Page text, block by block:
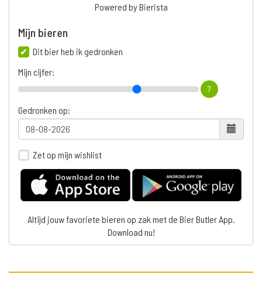
Powered by Bierista
Mijn bieren
Dit bier heb ik gedronken
Mijn cijfer:
7
Gedronken op:
Zet op mijn wishlist
Altijd jouw favoriete bieren op zak met de Bier Butler App.
Download nu!